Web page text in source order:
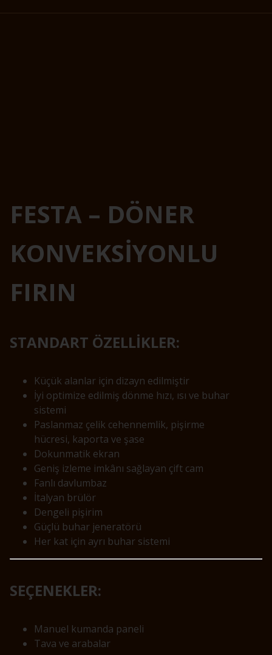
FESTA – DÖNER
KONVEKSİYONLU
FIRIN
STANDART ÖZELLİKLER:
Küçük alanlar için dizayn edilmiştir
İyi optimize edilmiş dönme hızı, ısı ve buhar
sistemi
Paslanmaz çelik cehennemlik, pişirme
hücresi, kaporta ve şase
Dokunmatik ekran
Geniş izleme imkânı sağlayan çift cam
Fanlı davlumbaz
İtalyan brülör
Dengeli pişirim
Güçlü buhar jeneratörü
Her kat için ayrı buhar sistemi
SEÇENEKLER:
Manuel kumanda paneli
Tava ve arabalar